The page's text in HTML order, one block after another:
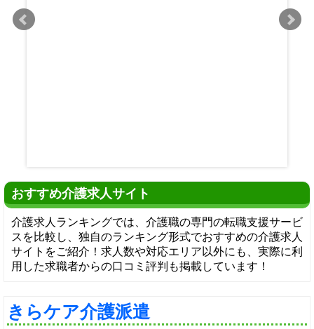
おすすめ介護求人サイト
介護求人ランキングでは、介護職の専門の転職支援サービ
スを比較し、独自のランキング形式でおすすめの介護求人
サイトをご紹介！求人数や対応エリア以外にも、実際に利
用した求職者からの口コミ評判も掲載しています！
きらケア介護派遣